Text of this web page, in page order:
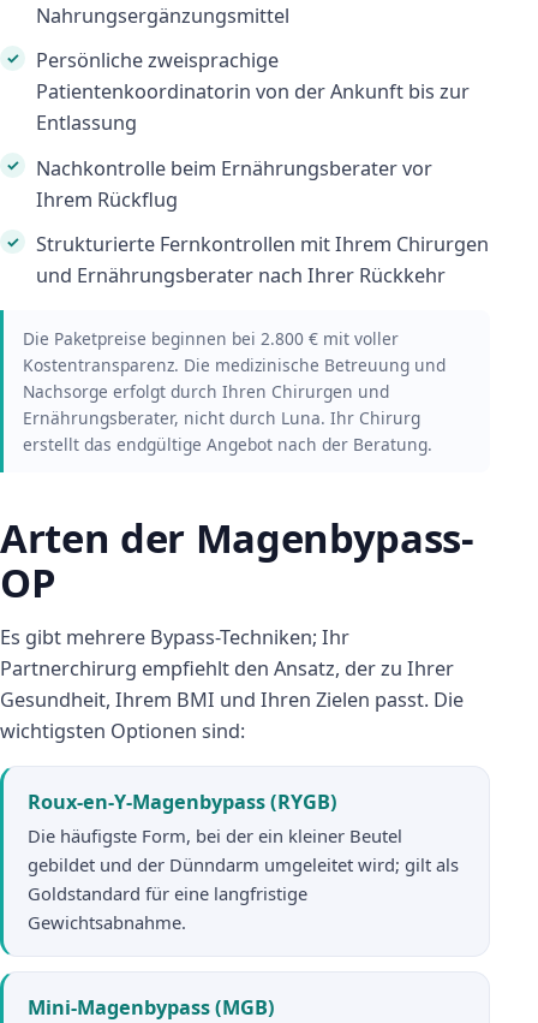
Nahrungsergänzungsmittel
Persönliche zweisprachige
Patientenkoordinatorin von der Ankunft bis zur
Entlassung
Nachkontrolle beim Ernährungsberater vor
Ihrem Rückflug
Strukturierte Fernkontrollen mit Ihrem Chirurgen
und Ernährungsberater nach Ihrer Rückkehr
Die Paketpreise beginnen bei 2.800 € mit voller
Kostentransparenz. Die medizinische Betreuung und
Nachsorge erfolgt durch Ihren Chirurgen und
Ernährungsberater, nicht durch Luna. Ihr Chirurg
erstellt das endgültige Angebot nach der Beratung.
Arten der Magenbypass-
OP
Es gibt mehrere Bypass-Techniken; Ihr
Partnerchirurg empfiehlt den Ansatz, der zu Ihrer
Gesundheit, Ihrem BMI und Ihren Zielen passt. Die
wichtigsten Optionen sind:
Roux-en-Y-Magenbypass (RYGB)
Die häufigste Form, bei der ein kleiner Beutel
gebildet und der Dünndarm umgeleitet wird; gilt als
Goldstandard für eine langfristige
Gewichtsabnahme.
Mini-Magenbypass (MGB)